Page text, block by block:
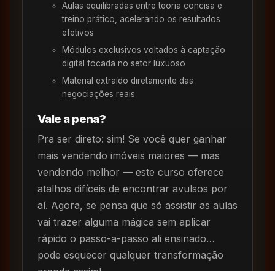
Aulas equilibradas entre teoria concisa e
treino prático, acelerando os resultados
efetivos
Módulos exclusivos voltados à captação
digital focada no setor luxuoso
Material extraído diretamente das
negociações reais
Vale a pena?
Pra ser direto: sim! Se você quer ganhar
mais vendendo imóveis maiores — mas
vendendo melhor — este curso oferece
atalhos difíceis de encontrar avulsos por
aí. Agora, se pensa que só assistir as aulas
vai trazer alguma mágica sem aplicar
rápido o passo-a-passo ali ensinado…
pode esquecer qualquer transformação